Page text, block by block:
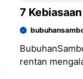
7
rentan